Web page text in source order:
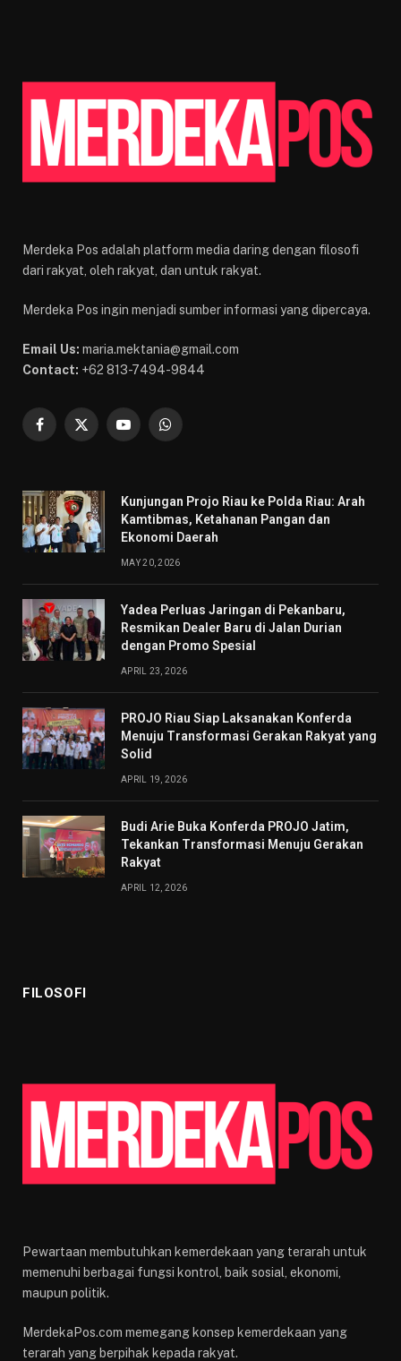
Merdeka Pos adalah platform media daring dengan filosofi
dari rakyat, oleh rakyat, dan untuk rakyat.
Merdeka Pos ingin menjadi sumber informasi yang dipercaya.
Email Us: maria.mektania@gmail.com
Contact: +62 813-7494-9844
Facebook
X
YouTubeWhatsApp
Kunjungan Projo Riau ke Polda Riau: Arah
Kamtibmas, Ketahanan Pangan dan
Ekonomi Daerah
MAY 20, 2026
Yadea Perluas Jaringan di Pekanbaru,
Resmikan Dealer Baru di Jalan Durian
dengan Promo Spesial
APRIL 23, 2026
PROJO Riau Siap Laksanakan Konferda
Menuju Transformasi Gerakan Rakyat yang
Solid
APRIL 19, 2026
Budi Arie Buka Konferda PROJO Jatim,
Tekankan Transformasi Menuju Gerakan
Rakyat
APRIL 12, 2026
FILOSOFI
Pewartaan membutuhkan kemerdekaan yang terarah untuk
memenuhi berbagai fungsi kontrol, baik sosial, ekonomi,
maupun politik.
MerdekaPos.com memegang konsep kemerdekaan yang
terarah yang berpihak kepada rakyat.